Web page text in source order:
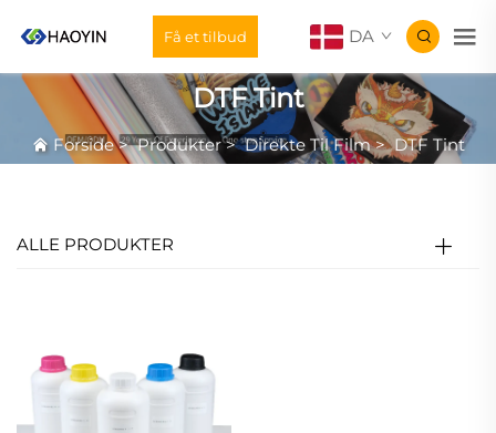
Få et tilbud DA
DTF Tint
Forside>Produkter>Direkte Til Film>DTF Tint
ALLE PRODUKTER